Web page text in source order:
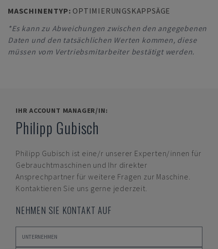
MASCHINENTYP: OPTIMIERUNGSKAPPSÄGE
*Es kann zu Abweichungen zwischen den angegebenen
Daten und den tatsächlichen Werten kommen, diese
müssen vom Vertriebsmitarbeiter bestätigt werden.
IHR ACCOUNT MANAGER/IN:
Philipp Gubisch
Philipp Gubisch ist eine/r unserer Experten/innen für
Gebrauchtmaschinen und Ihr direkter
Ansprechpartner für weitere Fragen zur Maschine.
Kontaktieren Sie uns gerne jederzeit.
NEHMEN SIE KONTAKT AUF